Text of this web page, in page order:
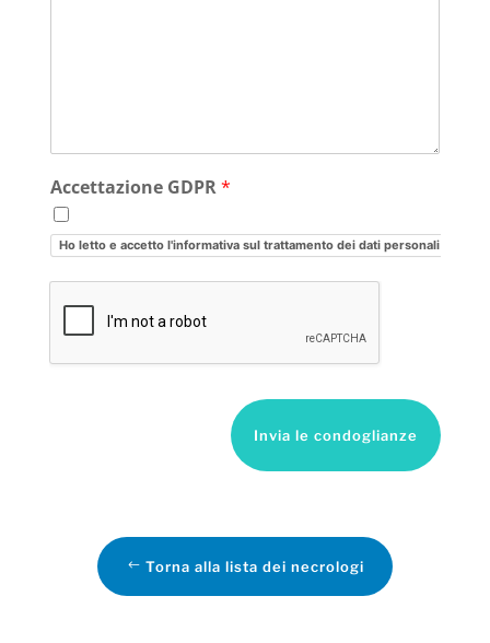
Accettazione GDPR*
Ho letto e accetto l'informativa sul trattamento dei dati personali
Invia le condoglianze
Torna alla lista dei necrologi